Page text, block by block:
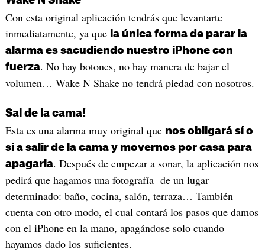
Con esta original aplicación tendrás que levantarte
inmediatamente, ya que la única forma de parar la
alarma es sacudiendo nuestro iPhone con
fuerza. No hay botones, no hay manera de bajar el
volumen… Wake N Shake no tendrá piedad con nosotros.
Sal de la cama!
Esta es una alarma muy original que nos obligará sí o
sí a salir de la cama y movernos por casa para
apagarla. Después de empezar a sonar, la aplicación nos
pedirá que hagamos una fotografía de un lugar
determinado: baño, cocina, salón, terraza… También
cuenta con otro modo, el cual contará los pasos que damos
con el iPhone en la mano, apagándose solo cuando
hayamos dado los suficientes.